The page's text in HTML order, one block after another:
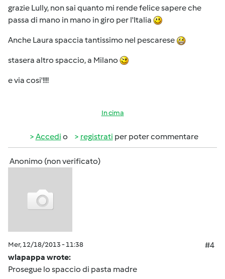
grazie Lully, non sai quanto mi rende felice sapere che
passa di mano in mano in giro per l'Italia
Anche Laura spaccia tantissimo nel pescarese
stasera altro spaccio, a Milano
e via cosi'!!!!
In cima
Accedi o registrati per poter commentare
Anonimo (non verificato)
Mer, 12/18/2013 - 11:38
#4
wlapappa wrote:
Prosegue lo spaccio di pasta madre